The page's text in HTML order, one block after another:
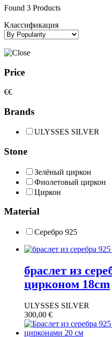
Found 3 Products
Классификация
Price
€€
Brands
ULYSSES SILVER
Stone
Зелёный циркон
Фиолетовый циркон
Циркон
Material
Серебро 925
браслет из
цирконом 18cm
ULYSSES SILVER
300,00 €